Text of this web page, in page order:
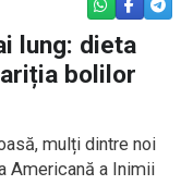
WHATSAPP
lung: dieta
bolilor
mulți dintre noi
Americană a Inimii